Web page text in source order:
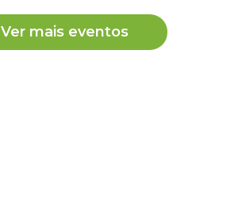
Ver mais eventos